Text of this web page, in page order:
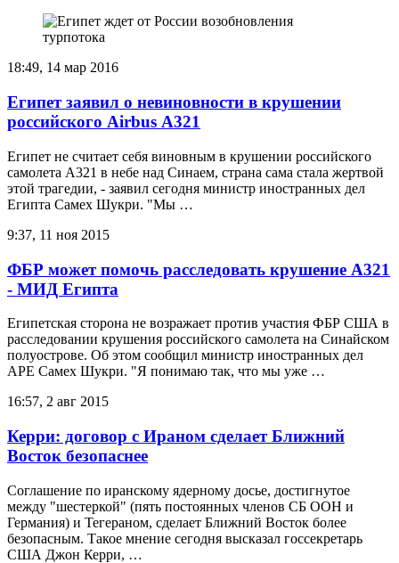
18:49, 14 мар 2016
Египет заявил о невиновности в крушении
российского Airbus А321
Египет не считает себя виновным в крушении российского
самолета А321 в небе над Синаем, страна сама стала жертвой
этой трагедии, - заявил сегодня министр иностранных дел
Египта Самех Шукри. "Мы …
9:37, 11 ноя 2015
ФБР может помочь расследовать крушение A321
- МИД Египта
Египетская сторона не возражает против участия ФБР США в
расследовании крушения российского самолета на Синайском
полуострове. Об этом сообщил министр иностранных дел
АРЕ Самех Шукри. "Я понимаю так, что мы уже …
16:57, 2 авг 2015
Керри: договор с Ираном сделает Ближний
Восток безопаснее
Соглашение по иранскому ядерному досье, достигнутое
между "шестеркой" (пять постоянных членов СБ ООН и
Германия) и Тегераном, сделает Ближний Восток более
безопасным. Такое мнение сегодня высказал госсекретарь
США Джон Керри, …